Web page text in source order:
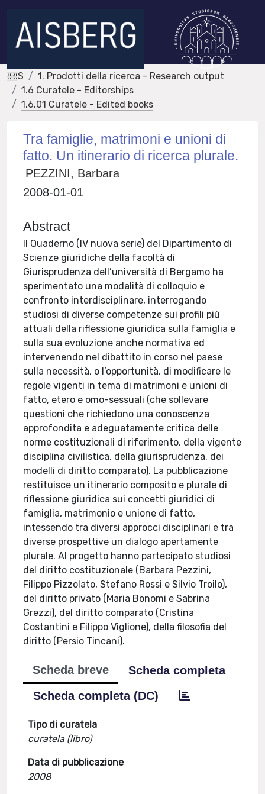
IRIS
1. Prodotti della ricerca - Research output
1.6 Curatele - Editorships
1.6.01 Curatele - Edited books
Tra famiglie, matrimoni e unioni di
fatto. Un itinerario di ricerca plurale.
PEZZINI, Barbara
2008-01-01
Abstract
Il Quaderno (IV nuova serie) del Dipartimento di
Scienze giuridiche della facoltà di
Giurisprudenza dell’università di Bergamo ha
sperimentato una modalità di colloquio e
confronto interdisciplinare, interrogando
studiosi di diverse competenze sui profili più
attuali della riflessione giuridica sulla famiglia e
sulla sua evoluzione anche normativa ed
intervenendo nel dibattito in corso nel paese
sulla necessità, o l’opportunità, di modificare le
regole vigenti in tema di matrimoni e unioni di
fatto, etero e omo-sessuali (che sollevare
questioni che richiedono una conoscenza
approfondita e adeguatamente critica delle
norme costituzionali di riferimento, della vigente
disciplina civilistica, della giurisprudenza, dei
modelli di diritto comparato). La pubblicazione
restituisce un itinerario composito e plurale di
riflessione giuridica sui concetti giuridici di
famiglia, matrimonio e unione di fatto,
intessendo tra diversi approcci disciplinari e tra
diverse prospettive un dialogo apertamente
plurale. Al progetto hanno partecipato studiosi
del diritto costituzionale (Barbara Pezzini,
Filippo Pizzolato, Stefano Rossi e Silvio Troilo),
del diritto privato (Maria Bonomi e Sabrina
Grezzi), del diritto comparato (Cristina
Costantini e Filippo Viglione), della filosofia del
diritto (Persio Tincani).
Scheda breve
Scheda completa
Scheda completa (DC)
Tipo di curatela
curatela (libro)
Data di pubblicazione
2008